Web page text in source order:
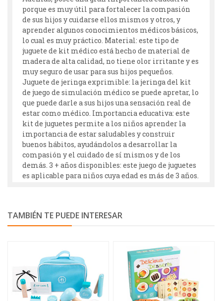
porque es muy útil para fortalecer la compasión
de sus hijos y cuidarse ellos mismos y otros, y
aprender algunos conocimientos médicos básicos,
lo cual es muy práctico. Material: este tipo de
juguete de kit médico está hecho de material de
madera de alta calidad, no tiene olor irritante y es
muy seguro de usar para sus hijos pequeños.
Juguete de jeringa exprimible: la jeringa del kit
de juego de simulación médico se puede apretar, lo
que puede darle a sus hijos una sensación real de
estar como médico. Importancia educativa: este
kit de juguetes permite a los niños aprender la
importancia de estar saludables y construir
buenos hábitos, ayudándolos a desarrollar la
compasión y el cuidado de sí mismos y de los
demás. 3 + años disponibles: este juego de juguetes
es aplicable para niños cuya edad es más de 3 años.
TAMBIÉN TE PUEDE INTERESAR